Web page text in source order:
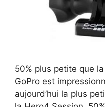
50% plus petite que
GoPro est
aujourd’hui la plus